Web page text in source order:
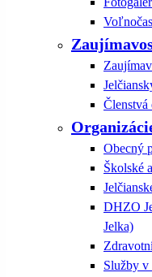
Členstvá
Obecný
Školské
DHZO
Jelka)
Služby v